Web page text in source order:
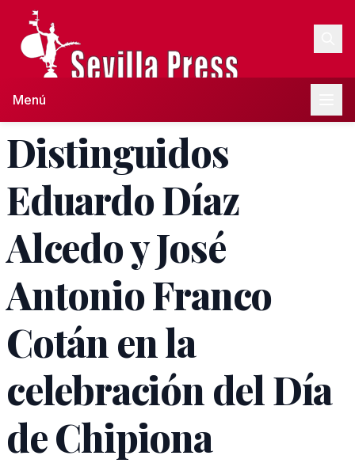
Menú
Distinguidos
Eduardo Díaz
Alcedo y José
Antonio Franco
Cotán en la
celebración del Día
de Chipiona